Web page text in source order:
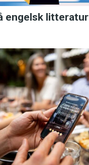
engelsk litteratur